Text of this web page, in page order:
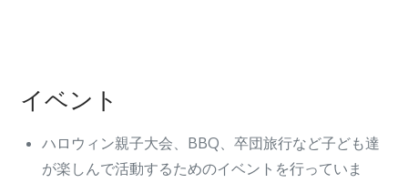
イベント
ハロウィン親子大会、BBQ、卒団旅行など子ども達
が楽しんで活動するためのイベントを行っていま